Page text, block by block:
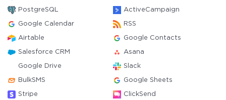
PostgreSQL ActiveCampaign
Google Calendar RSS
Airtable Google Contacts
Salesforce CRM Asana
Google Drive Slack
BulkSMS Google Sheets
Stripe ClickSend